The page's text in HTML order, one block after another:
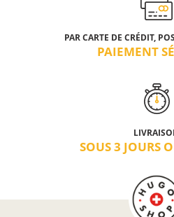
PAR CARTE DE CRÉDIT,
PAIEMENT
SOUS 3 JOURS